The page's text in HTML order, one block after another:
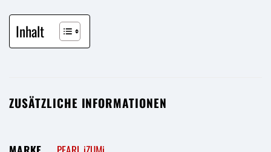
Inhalt
ZUSÄTZLICHE INFORMATIONEN